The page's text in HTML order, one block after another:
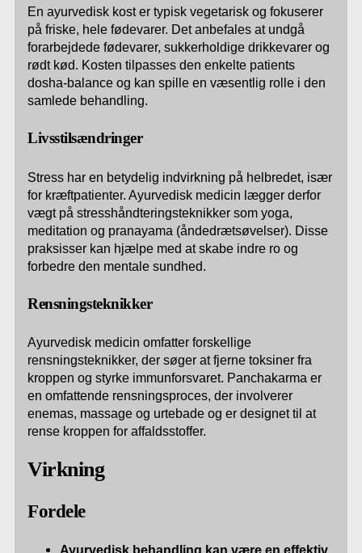
En ayurvedisk kost er typisk vegetarisk og fokuserer
på friske, hele fødevarer. Det anbefales at undgå
forarbejdede fødevarer, sukkerholdige drikkevarer og
rødt kød. Kosten tilpasses den enkelte patients
dosha-balance og kan spille en væsentlig rolle i den
samlede behandling.
Livsstilsændringer
Stress har en betydelig indvirkning på helbredet, især
for kræftpatienter. Ayurvedisk medicin lægger derfor
vægt på stresshåndteringsteknikker som yoga,
meditation og pranayama (åndedrætsøvelser). Disse
praksisser kan hjælpe med at skabe indre ro og
forbedre den mentale sundhed.
Rensningsteknikker
Ayurvedisk medicin omfatter forskellige
rensningsteknikker, der søger at fjerne toksiner fra
kroppen og styrke immunforsvaret. Panchakarma er
en omfattende rensningsproces, der involverer
enemas, massage og urtebade og er designet til at
rense kroppen for affaldsstoffer.
Virkning
Fordele
Ayurvedisk behandling kan være en effektiv